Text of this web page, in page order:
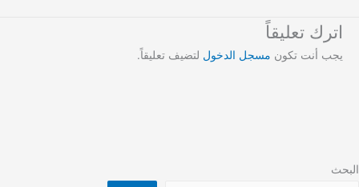
اترك تعليقاً
يجب أنت تكون مسجل الدخول لتضيف تعليقاً.
البحث